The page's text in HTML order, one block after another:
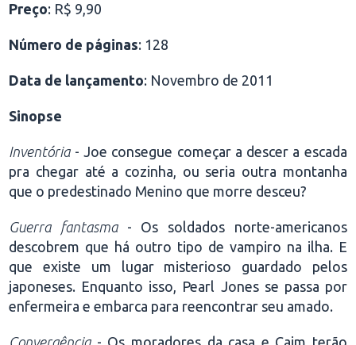
Preço: R$ 9,90
Número de páginas: 128
Data de lançamento: Novembro de 2011
Sinopse
Inventória- Joe consegue começar a descer a escada
pra chegar até a cozinha, ou seria outra montanha
que o predestinado Menino que morre desceu?
Guerra fantasma- Os soldados norte-americanos
descobrem que há outro tipo de vampiro na ilha. E
que existe um lugar misterioso guardado pelos
japoneses. Enquanto isso, Pearl Jones se passa por
enfermeira e embarca para reencontrar seu amado.
Convergência- Os moradores da casa e Caim terão